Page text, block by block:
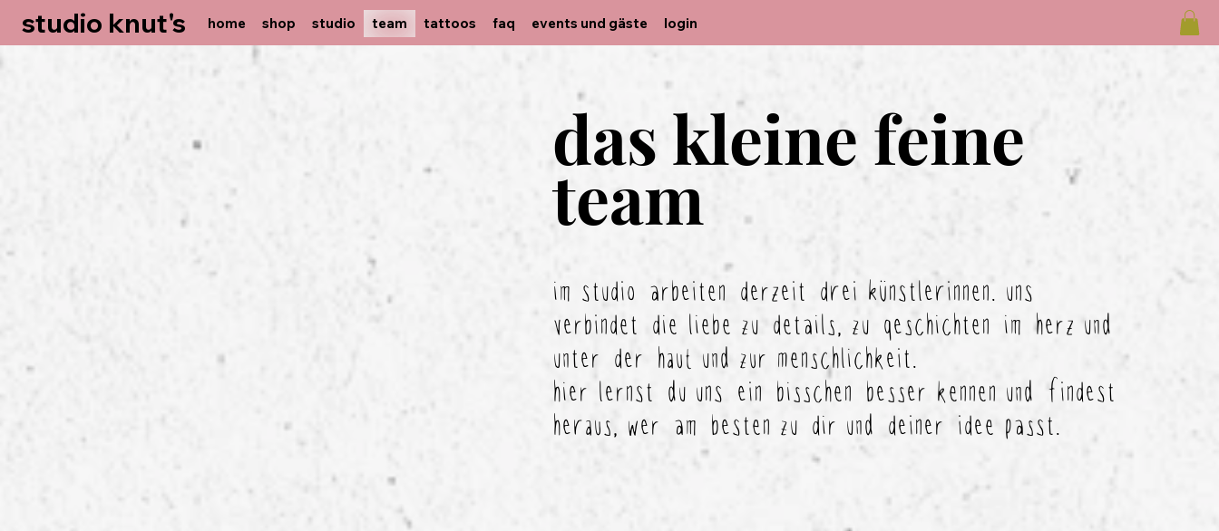
studio knut's home shop studio team tattoos faq events und gäste login
das kleine feine
team
im studio arbeiten derzeit drei künstlerinnen. uns
verbindet die liebe zu details, zu geschichten im herz und
unter der haut und zur menschlichkeit.
hier lernst du uns ein bisschen besser kennen und findest
heraus, wer am besten zu dir und deiner idee passt.